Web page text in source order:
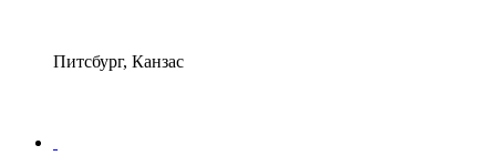
Питсбург, Канзас